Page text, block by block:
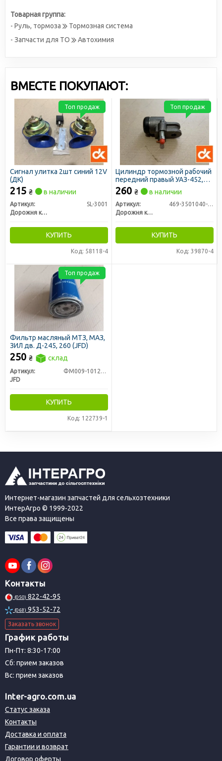
Товарная группа:
- Руль, тормоза
Тормозная система
- Запчасти для ТО
Автохимия
ВМЕСТЕ ПОКУПАЮТ:
Сигнал улитка 2шт синий 12V
(ДК)
215 ₴ в наличии
Артикул:
SL-3001
Дорожня карта
КУПИТЬ
Код: 58118-4
Топ продаж
Цилиндр тормозной рабочий
передний правый УАЗ-452,
469 (31512) (ДК)
260 ₴ в наличии
Артикул:
469-3501040-01
Дорожня карта
КУПИТЬ
Код: 39870-4
Топ продаж
Фильтр масляный МТЗ, МАЗ,
ЗИЛ дв. Д-245, 260 (JFD)
250 ₴ склад
Артикул:
ФМ009-1012005
JFD
КУПИТЬ
Код: 122739-1
Топ продаж
Интернет-магазин запчастей для сельхозтехники
ИнтерАгро © 1999-2022
Все права защищены
Контакты
(050) 822-42-95
(068) 953-52-72
Заказать звонок
График работы
Пн-Пт: 8:30-17:00
Сб: прием заказов
Вс: прием заказов
Inter-agro.com.ua
Статус заказа
Контакты
Доставка и оплата
Гарантии и возврат
Договор оферты